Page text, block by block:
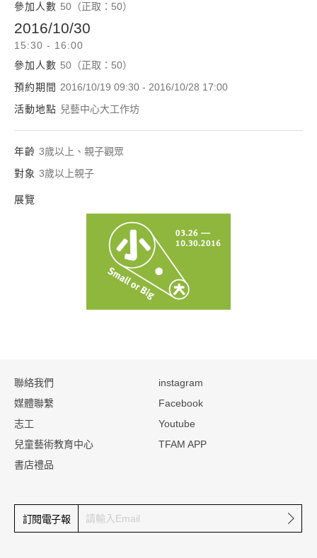
參加人數 50（正取：50）
2016/10/30
15:30 - 16:00
參加人數 50（正取：50）
預約期間 2016/10/19 09:30 - 2016/10/28 17:00
活動地點 兒藝中心大工作坊
年齡 3歲以上、親子觀眾
對象 3歲以上親子
展覽
聯絡我們
媒體聯繫
志工
兒童藝術教育中心
書店禮品
instagram
Facebook
Youtube
TFAM APP
訂閱電子報 確定